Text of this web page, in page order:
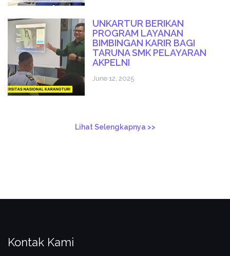
UNKARTUR BERIKAN
PROGRAM LAYANAN
BIMBINGAN KARIR BAGI
TARUNA SMK PELAYARAN
AKPELNI
June 12, 2025
Lihat Selengkapnya >>
Kontak Kami